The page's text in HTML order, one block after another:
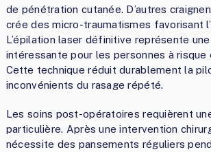
de pénétration cutanée. D’autres
crée des micro-traumatismes favorisant
L’épilation laser définitive représente
intéressante pour les personnes à risque
Cette technique réduit durablement la
inconvénients du rasage répété.
Les soins post-opératoires requièrent
particulière. Après une intervention
nécessite des pansements réguliers